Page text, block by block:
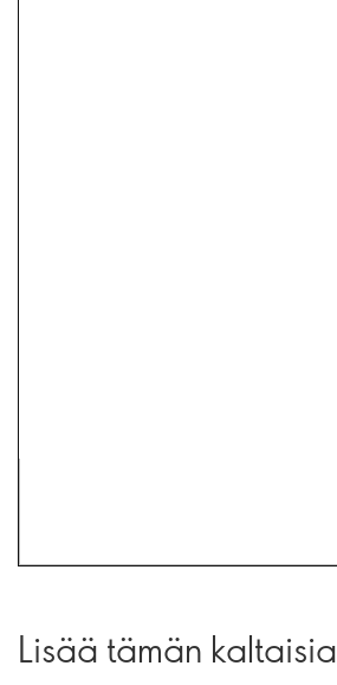
Lisää tämän kaltaisia